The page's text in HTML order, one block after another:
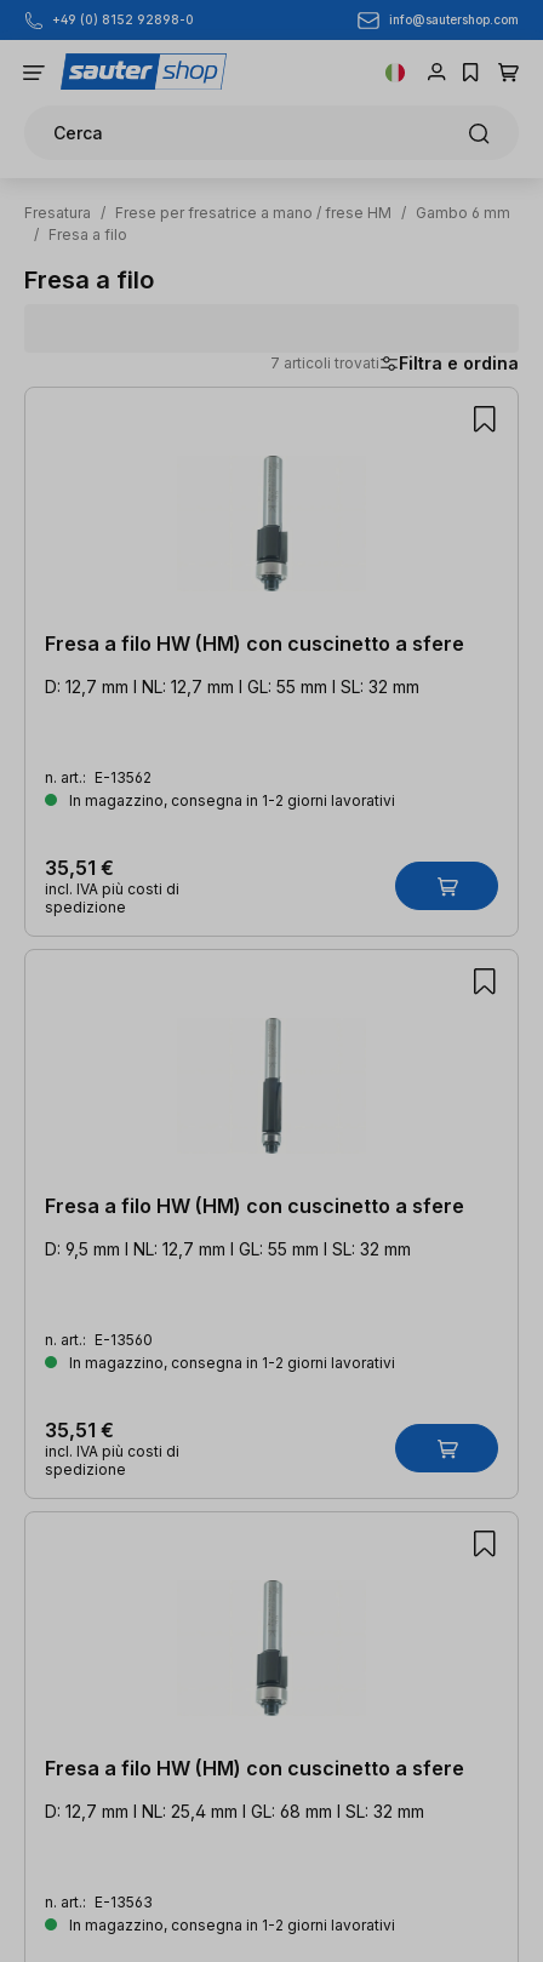
Passa al contenuto principale
+49 (0) 8152 92898-0 info@sautershop.com
Cerca
Fresatura / Frese per fresatrice a mano / frese HM / Gambo 6 mm
/ Fresa a filo
Fresa a filo
7 articoli trovati Filtra e ordina
7 articoli trovati
Fresa a filo HW (HM) con cuscinetto a sfere
D: 12,7 mm l NL: 12,7 mm l GL: 55 mm l SL: 32 mm
n. art.: E-13562
In magazzino, consegna in 1-2 giorni lavorativi
35,51 €
incl. IVA più costi di
spedizione
Fresa a filo HW (HM) con cuscinetto a sfere
D: 9,5 mm l NL: 12,7 mm l GL: 55 mm l SL: 32 mm
n. art.: E-13560
In magazzino, consegna in 1-2 giorni lavorativi
35,51 €
incl. IVA più costi di
spedizione
Fresa a filo HW (HM) con cuscinetto a sfere
D: 12,7 mm l NL: 25,4 mm l GL: 68 mm l SL: 32 mm
n. art.: E-13563
In magazzino, consegna in 1-2 giorni lavorativi